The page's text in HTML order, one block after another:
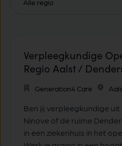
Verpleegkundige
Regio Aalst /
Generation4 Care
Ben jij verpleegkundige
Ninove of de ruime
in een ziekenhuis in het